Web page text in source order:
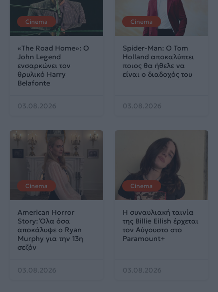
Cinema
«The Road Home»: Ο
John Legend
ενσαρκώνει τον
θρυλικό Harry
Belafonte
03.08.2026
Cinema
Spider-Man: Ο Tom
Holland αποκαλύπτει
ποιος θα ήθελε να
είναι ο διαδοχός του
03.08.2026
Cinema
American Horror
Story: Όλα όσα
αποκάλυψε ο Ryan
Murphy για την 13η
σεζόν
03.08.2026
Cinema
Η συναυλιακή ταινία
της Billie Eilish έρχεται
τον Αύγουστο στο
Paramount+
03.08.2026